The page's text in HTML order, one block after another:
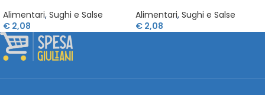
Alimentari, Sughi e Salse
€ 2,08
Alimentari, Sughi e Salse
€ 2,08